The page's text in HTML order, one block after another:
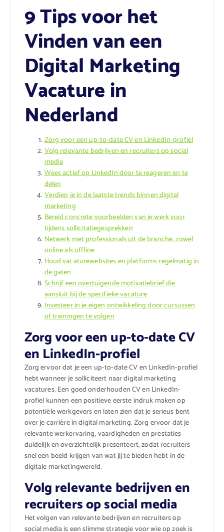
9 Tips voor het
Vinden van een
Digital Marketing
Vacature in
Nederland
Zorg voor een up-to-date CV en LinkedIn-profiel
Volg relevante bedrijven en recruiters op social
media
Wees actief op LinkedIn door te reageren en te
delen
Verdiep je in de laatste trends binnen digital
marketing
Bereid concrete voorbeelden van je werk voor
tijdens sollicitatiegesprekken
Netwerk met professionals uit de branche, zowel
online als offline
Houd vacaturewebsites en platforms regelmatig in
de gaten
Schrijf een overtuigende motivatiebrief die
aansluit bij de specifieke vacature
Investeer in je eigen ontwikkeling door cursussen
of trainingen te volgen
Zorg voor een up-to-date CV
en LinkedIn-profiel
Zorg ervoor dat je een up-to-date CV en LinkedIn-profiel
hebt wanneer je solliciteert naar digital marketing
vacatures. Een goed onderhouden CV en LinkedIn-
profiel kunnen een positieve eerste indruk maken op
potentiële werkgevers en laten zien dat je serieus bent
over je carrière in digital marketing. Zorg ervoor dat je
relevante werkervaring, vaardigheden en prestaties
duidelijk en overzichtelijk presenteert, zodat recruiters
snel een beeld krijgen van wat jij te bieden hebt in de
digitale marketingwereld.
Volg relevante bedrijven en
recruiters op social media
Het volgen van relevante bedrijven en recruiters op
social media is een slimme strategie voor wie op zoek is